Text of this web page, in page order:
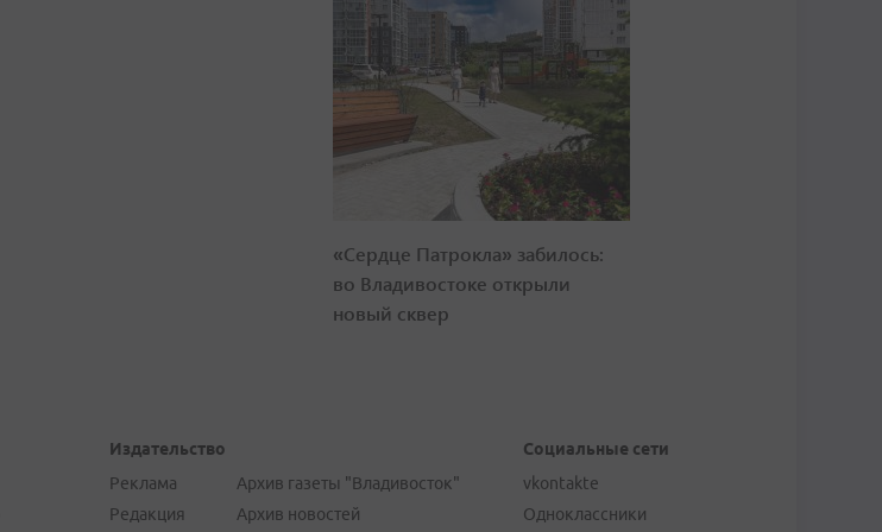
«Сердце Патрокла» забилось:
во Владивостоке открыли
новый сквер
Издательство
Реклама
Редакция
Архив газеты "Владивосток"
Архив новостей
Социальные сети
vkontakte
Одноклассники